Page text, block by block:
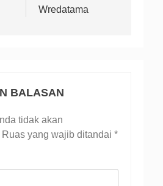
Wredatama
BALASAN
tidak akan
Ruas yang wajib ditandai *